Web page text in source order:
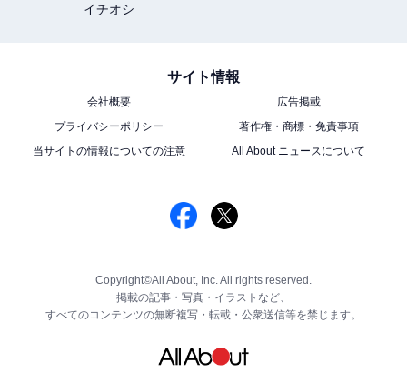
イチオシ
サイト情報
会社概要
広告掲載
プライバシーポリシー
著作権・商標・免責事項
当サイトの情報についての注意
All About ニュースについて
Copyright©All About, Inc. All rights reserved.
掲載の記事・写真・イラストなど、
すべてのコンテンツの無断複写・転載・公衆送信等を禁じます。